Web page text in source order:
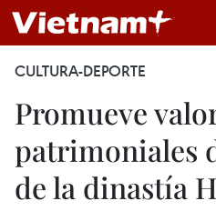
CULTURA-DEPORTE
Promueve
patrimoniales
de la dinastía